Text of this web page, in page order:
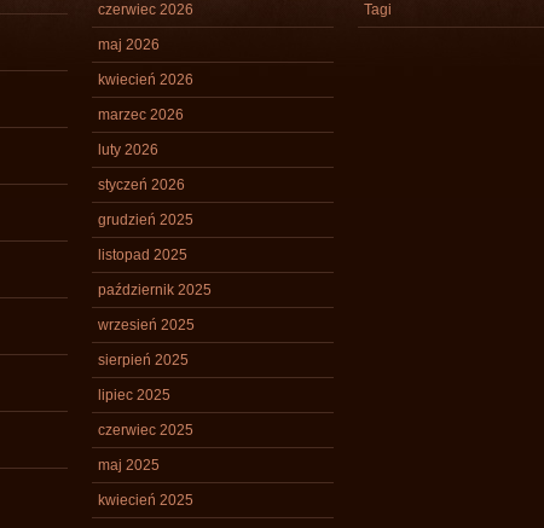
czerwiec 2026
maj 2026
kwiecień 2026
marzec 2026
luty 2026
styczeń 2026
grudzień 2025
listopad 2025
październik 2025
wrzesień 2025
sierpień 2025
lipiec 2025
czerwiec 2025
maj 2025
kwiecień 2025
Tagi